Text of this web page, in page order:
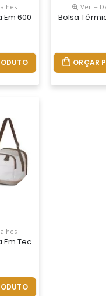
Revestimento
Resistente À
É Confeccionada
600d Com Alça
Ver +
Bolsa
ORÇAR
Eu Food Grade. 270 X
Até 8 L.
Nylon Poliéster 300d
Em Tecido Poliéster